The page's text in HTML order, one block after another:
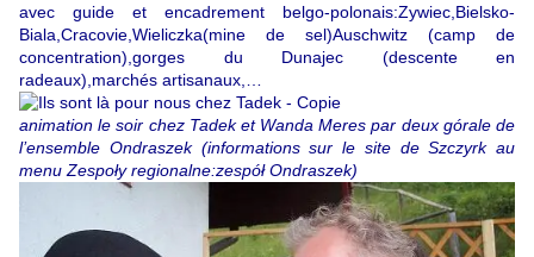
avec guide et encadrement belgo-polonais:Zywiec,Bielsko-
Biala,Cracovie,Wieliczka(mine de sel)Auschwitz (camp de
concentration),gorges du Dunajec (descente en
radeaux),marchés artisanaux,…
animation le soir chez Tadek et Wanda Meres par deux górale de
l’ensemble Ondraszek (informations sur le site de Szczyrk au
menu Zespoły regionalne:zespół Ondraszek)